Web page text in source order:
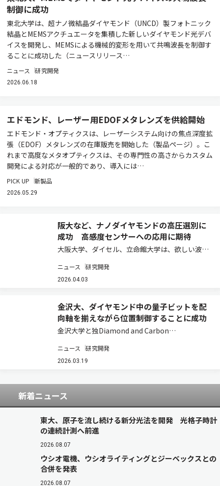
制御に成功
東北大学は、超ナノ微結晶ダイヤモンド（UNCD）製フォトニック
結晶とMEMSアクチュエータを集積した新しいダイヤモンド光デバ
イスを開発し、MEMSによる機械的変形を用いて共鳴波長を制御す
ることに成功した（ニュースリリース…
ニュース 研究開発
2026.06.18
エドモンド、レーザー用EDOFメタレンズを供給開始
エドモンド・オプティクスは、レーザーシステム向けの焦点深度拡
張（EDOF）メタレンズの在庫販売を開始した（製品ページ）。こ
れまで高度なメタオプティクスは、その専門性の高さからカスタム
開発による対応が一般的であり、導入には…
PICK UP 新製品
2026.05.29
阪大など、ナノダイヤモンドの高圧選別に
成功 高感度センサーへの応用に期待
大阪大学、ダイセル、立命館大学は、欲しい波長
で選別することに初めて成功した（ニュースリリ
ース）。 ダイヤモンドの色中心と呼ばれる構造が
ニュース 研究開発
2026.04.03
金沢大、ダイヤモンド中の量子ビットを配
向軸を揃えながら位置制御することに成功
金沢大学と独Diamond and Carbon
の量子ビットとして有用なNVセンターを、配向
軸を揃えたまま任意の位置に生成する技術を開発
ニュース 研究開発
2026.03.19
新着ニュース
東大、原子を流し続ける新分光法を開発 光格子時計
の連続計測へ前進
2026.08.07
ウシオ電機、ウシオライティングとジーベックスとの
合併を発表
2026.08.07